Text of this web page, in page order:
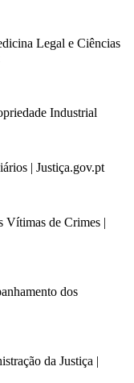
Legal e Ciências
Industrial
| Justiça.gov.pt
Vítimas de Crimes |
dos
da Justiça |